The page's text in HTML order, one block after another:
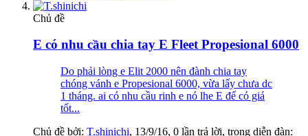
Chủ đề
E có nhu cầu chia tay E Fleet Propesional 6000
Do phải lòng e Elit 2000 nên đành chia tay
chóng vánh e Propesional 6000, vừa lấy chưa dc
1 tháng. ai có nhu cầu rinh e nó lhe E để có giá
tốt...
Chủ đề bởi: T.shinichi, 13/9/16, 0 lần trả lời, trong diễn đàn: